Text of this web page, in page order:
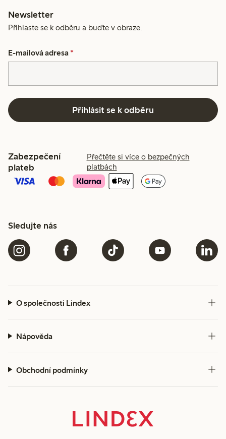
Newsletter
Přihlaste se k odběru a buďte v obraze.
E-mailová adresa *
Přihlásit se k odběru
Zabezpečení
plateb
Přečtěte si více o bezpečných
platbách
Sledujte nás
O společnosti Lindex
Nápověda
Obchodní podmínky